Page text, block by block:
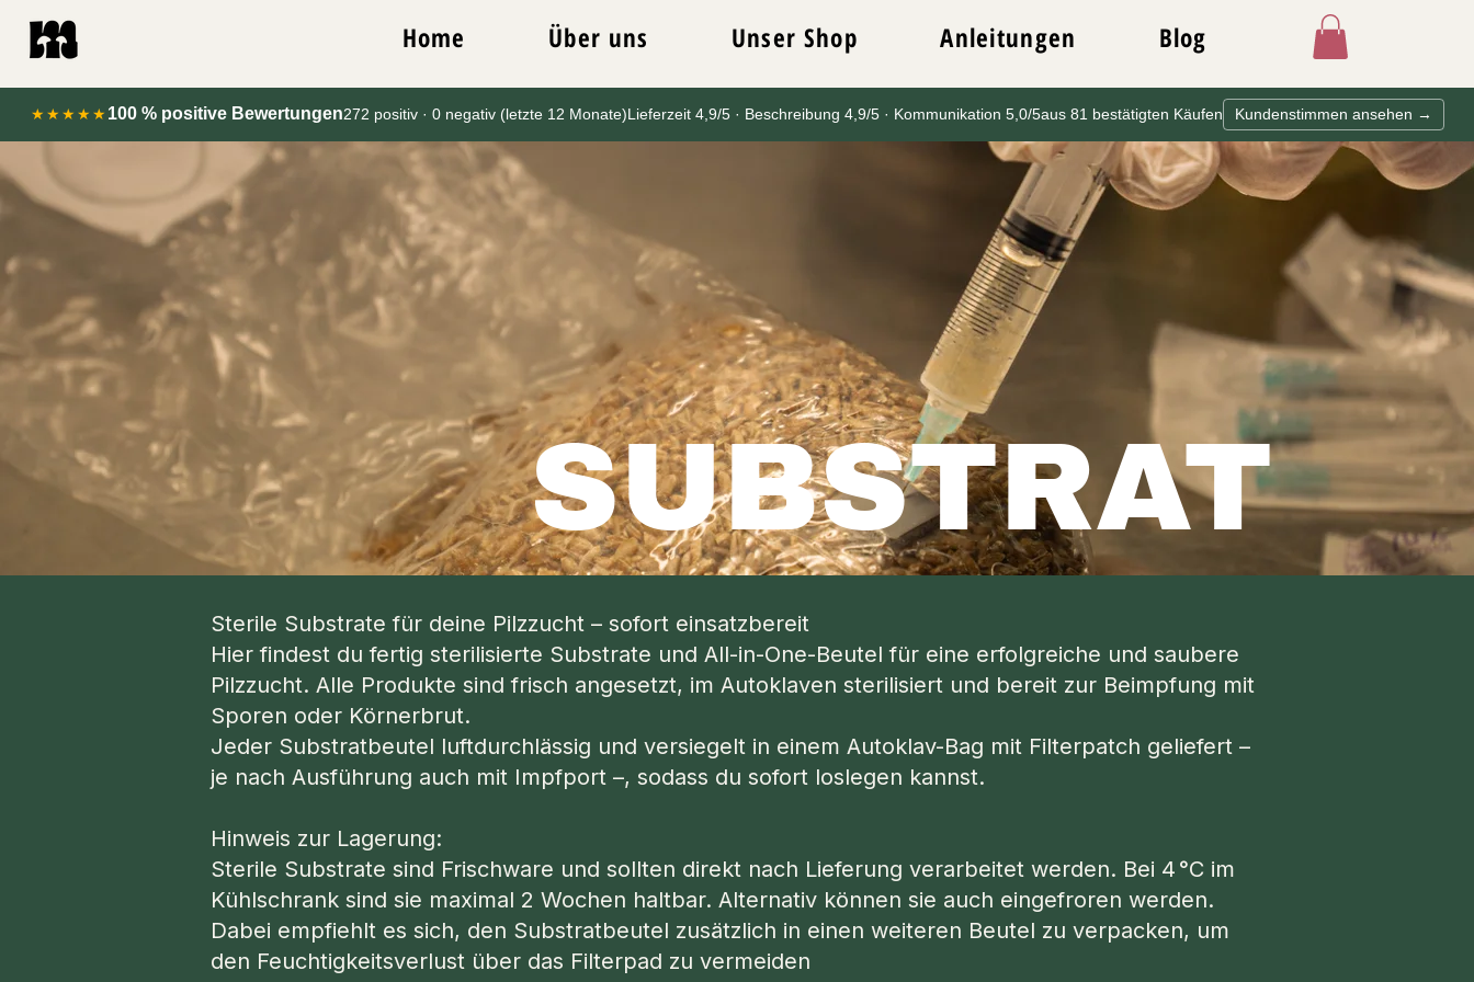
Home Über uns Unser Shop Anleitungen Blog
★★★★★ 100 % positive Bewertungen272 positiv · 0 negativ (letzte 12 Monate)Lieferzeit 4,9/5 · Beschreibung 4,9/5 · Kommunikation 5,0/5aus 81 bestätigten Käufen Kundenstimmen ansehen →
SUBSTRAT
Sterile Substrate für deine Pilzzucht – sofort einsatzbereit
Hier findest du fertig sterilisierte Substrate und All-in-One-Beutel für eine erfolgreiche und saubere
Pilzzucht. Alle Produkte sind frisch angesetzt, im Autoklaven sterilisiert und bereit zur Beimpfung mit
Sporen oder Körnerbrut.
Jeder Substratbeutel luftdurchlässig und versiegelt in einem Autoklav-Bag mit Filterpatch geliefert –
je nach Ausführung auch mit Impfport –, sodass du sofort loslegen kannst.
Hinweis zur Lagerung:
Sterile Substrate sind Frischware und sollten direkt nach Lieferung verarbeitet werden. Bei 4 °C im
Kühlschrank sind sie maximal 2 Wochen haltbar. Alternativ können sie auch eingefroren werden.
Dabei empfiehlt es sich, den Substratbeutel zusätzlich in einen weiteren Beutel zu verpacken, um
den Feuchtigkeitsverlust über das Filterpad zu vermeiden